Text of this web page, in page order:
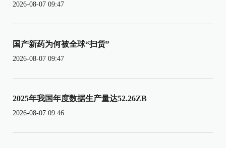
2026-08-07 09:47
国产新药为何被全球“扫货”
2026-08-07 09:47
2025年我国年度数据生产量达52.26ZB
2026-08-07 09:46